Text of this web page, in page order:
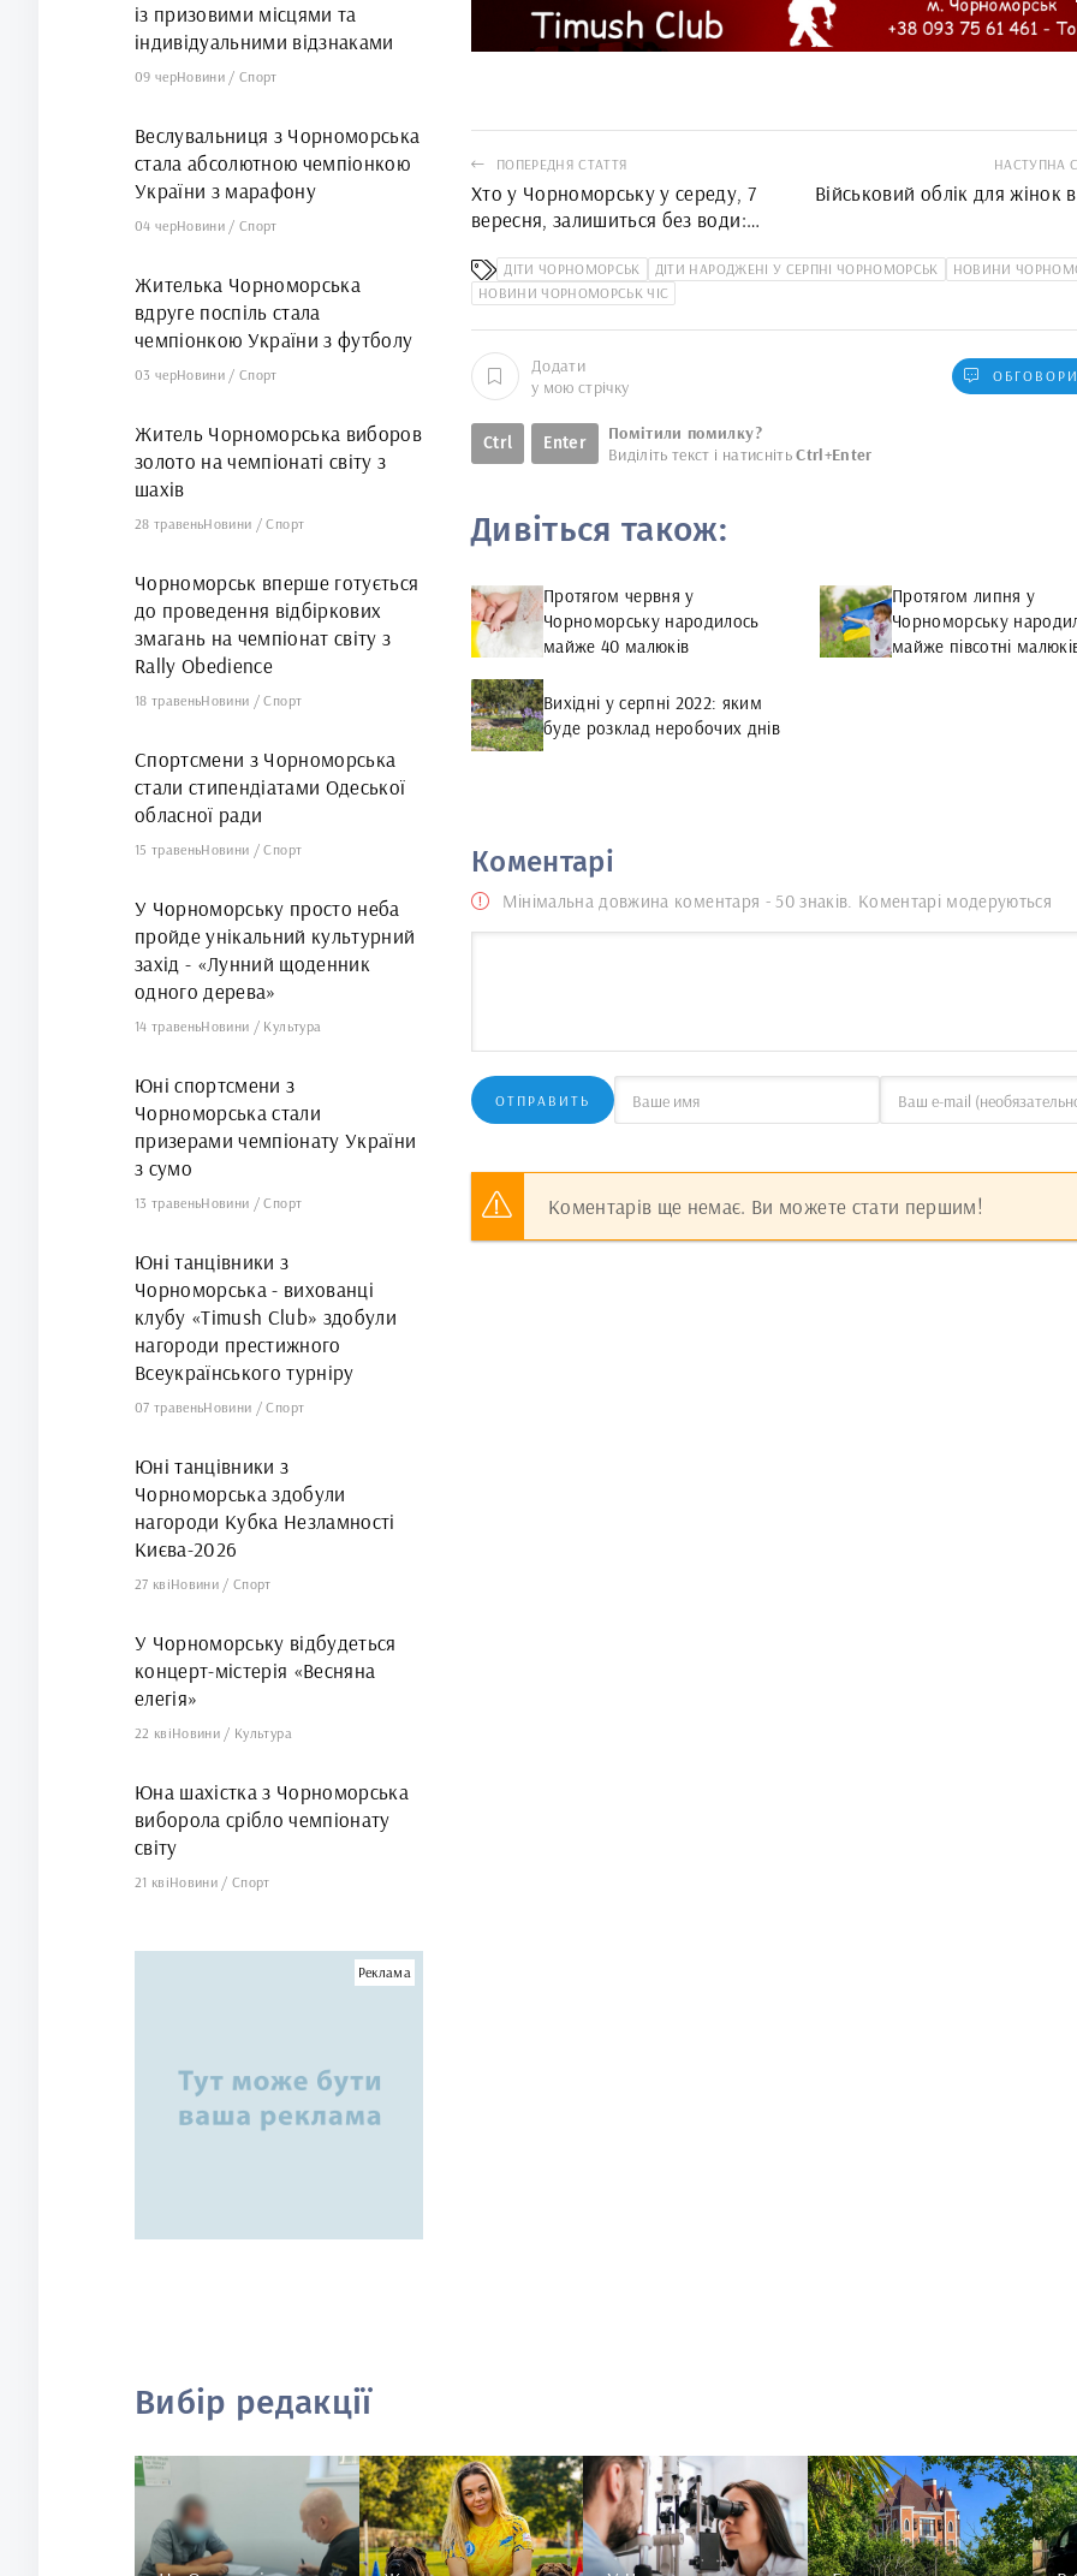
ПОПЕРЕДНЯ СТАТТЯ
Хто у Чорноморську у середу, 7
вересня, залишиться без води:
НАСТУПНА
Військовий облік для жінок
ДІТИ ЧОРНОМОРСЬК ДІТИ НАРОДЖЕНІ У СЕРПНІ ЧОРНОМОРСЬК
НОВИНИ
НОВИНИ ЧОРНОМОРСЬК ЧІС
Додати
у мою стрічку
Ctrl Enter
Помітили помилку?
Виділіть текст і натиснітьCtrl+Enter
Дивіться також:
Протягом червня у
Чорноморську народилось
майже 40 малюків
Протягом липня у
Чорноморську
майже півсотні
Вихідні у серпні 2022: яким
буде розклад неробочих днів
Коментарі
Мінімальна довжина коментаря - 50 знаків. Коментарі модеруються
ОТПРАВИТЬ
Коментарів ще немає. Ви можете стати першим!
із призовими місцями та
індивідуальними відзнаками
09 черНовини /Спорт
Веслувальниця з Чорноморська
стала абсолютною чемпіонкою
України з марафону
04 черНовини /Спорт
Жителька Чорноморська
вдруге поспіль стала
чемпіонкою України з футболу
03 черНовини /Спорт
Житель Чорноморська виборов
золото на чемпіонаті світу з
шахів
28 травеньНовини /Спорт
Чорноморськ вперше готується
до проведення відбіркових
змагань на чемпіонат світу з
Rally Obedience
18 травеньНовини /Спорт
Спортсмени з Чорноморська
стали стипендіатами Одеської
обласної ради
15 травеньНовини /Спорт
У Чорноморську просто неба
пройде унікальний культурний
захід - «Лунний щоденник
одного дерева»
14 травеньНовини / Культура
Юні спортсмени з
Чорноморська стали
призерами чемпіонату України
з сумо
13 травеньНовини /Спорт
Юні танцівники з
Чорноморська - вихованці
клубу «Timush Club» здобули
нагороди престижного
Всеукраїнського турніру
07 травеньНовини /Спорт
Юні танцівники з
Чорноморська здобули
нагороди Кубка Незламності
Києва-2026
27 квіНовини /Спорт
У Чорноморську відбудеться
концерт-містерія «Весняна
елегія»
22 квіНовини / Культура
Юна шахістка з Чорноморська
виборола срібло чемпіонату
світу
21 квіНовини /Спорт
Реклама
Вибір редакції